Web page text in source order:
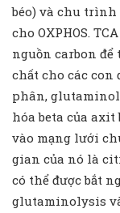
béo) và chu trình
cho OXPHOS.
nguồn carbon để
chất cho các
phân,
hóa beta của
vào mạng lưới
gian của nó là
có thể được bắt
glutaminolysis